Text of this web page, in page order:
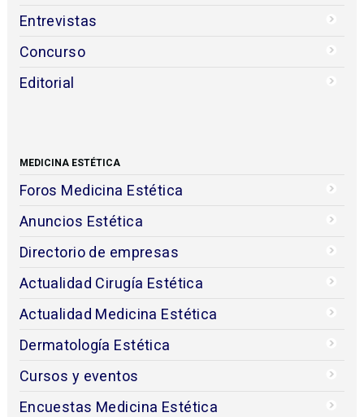
Entrevistas
Concurso
Editorial
MEDICINA ESTÉTICA
Foros Medicina Estética
Anuncios Estética
Directorio de empresas
Actualidad Cirugía Estética
Actualidad Medicina Estética
Dermatología Estética
Cursos y eventos
Encuestas Medicina Estética